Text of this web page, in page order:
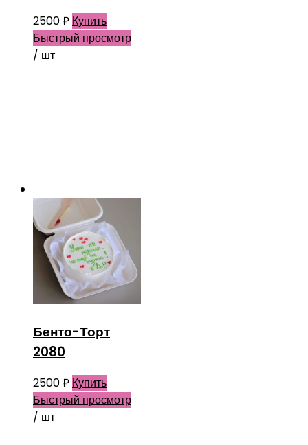
2500₽ Купить
Быстрый просмотр
/ шт
Бенто-Торт
2080
2500₽ Купить
Быстрый просмотр
/ шт